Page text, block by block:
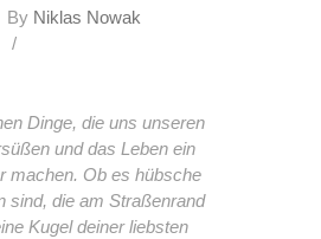
By Niklas Nowak
Dinge, die uns unseren
und das Leben ein
machen. Ob es hübsche
sind, die am Straßenrand
Kugel deiner liebsten